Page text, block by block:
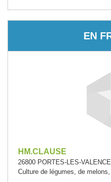
EN
HM.CLAUSE
26800 PORTES-LES-
Culture de légumes, de